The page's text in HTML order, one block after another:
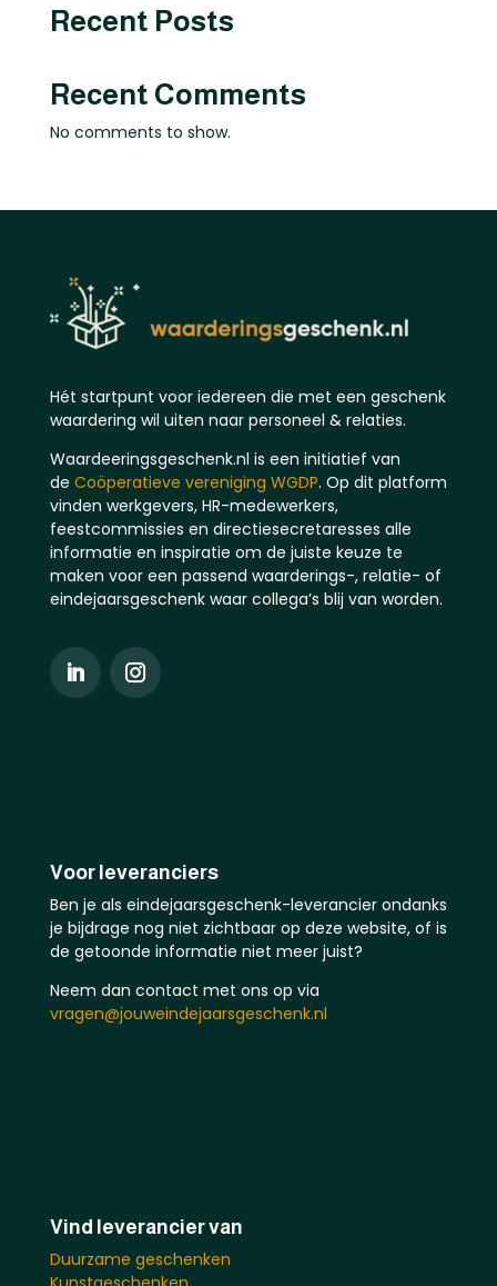
Recent Posts
Recent Comments
No comments to show.
Hét startpunt voor iedereen die met een geschenk
waardering wil uiten naar personeel & relaties.
Waardeeringsgeschenk.nl is een initiatief van
de Coöperatieve vereniging WGDP. Op dit platform
vinden werkgevers, HR-medewerkers,
feestcommissies en directiesecretaresses alle
informatie en inspiratie om de juiste keuze te
maken voor een passend waarderings-, relatie- of
eindejaarsgeschenk waar collega’s blij van worden.
Voor leveranciers
Ben je als eindejaarsgeschenk-leverancier ondanks
je bijdrage nog niet zichtbaar op deze website, of is
de getoonde informatie niet meer juist?
Neem dan contact met ons op via
vragen@jouweindejaarsgeschenk.nl
Vind leverancier van
Duurzame geschenken